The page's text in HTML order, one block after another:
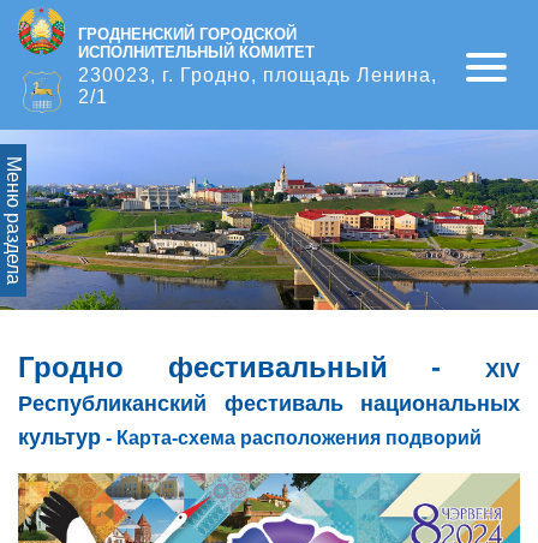
ГРОДНЕНСКИЙ ГОРОДСКОЙ
ИСПОЛНИТЕЛЬНЫЙ КОМИТЕТ
230023, г. Гродно, площадь Ленина,
2/1
Open
Меню раздела
Гродно фестивальный -XIV
Республиканский фестиваль национальных
культур - Карта-схема расположения подворий